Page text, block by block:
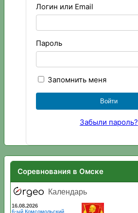
Логин или Email
Пароль
Запомнить меня
Забыли пароль?
Соревнования в Омске